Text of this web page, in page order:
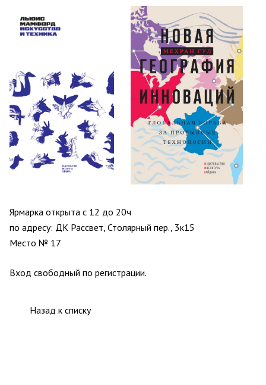
Ярмарка открыта с 12 до 20ч
по адресу: ДК Рассвет, Столярный пер., 3к15
Место № 17
Вход свободный по регистрации.
Назад к списку